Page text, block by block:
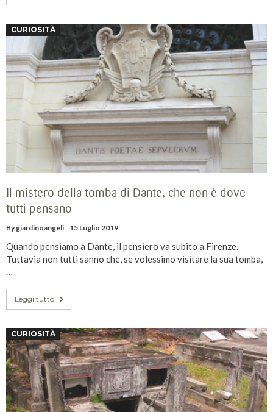
CURIOSITÀ
Il mistero della tomba di Dante, che non è dove
tutti pensano
By giardinoangeli 15 Luglio 2019
Quando pensiamo a Dante, il pensiero va subito a Firenze.
Tuttavia non tutti sanno che, se volessimo visitare la sua tomba,
…
Leggi tutto
CURIOSITÀ